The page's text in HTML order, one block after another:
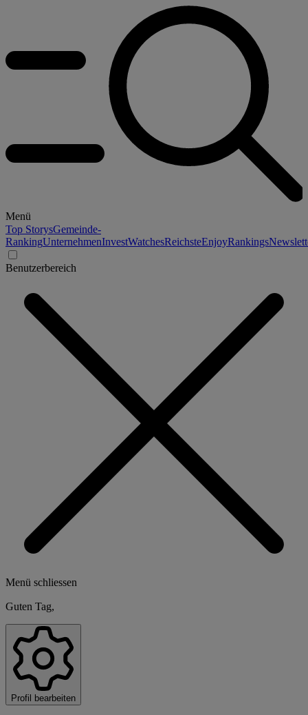
Menü
Top StorysGemeinde-
RankingUnternehmenInvestWatchesReichsteEnjoyRankings
Benutzerbereich
Menü schliessen
Guten Tag,
Profil bearbeiten